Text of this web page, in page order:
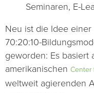
Seminaren, E-
Neu ist die Idee
70:20:10-
geworden: Es basiert
amerikanischen Center
weltweit agierenden